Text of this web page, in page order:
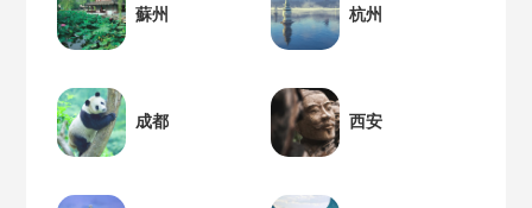
蘇州 杭州
成都 西安